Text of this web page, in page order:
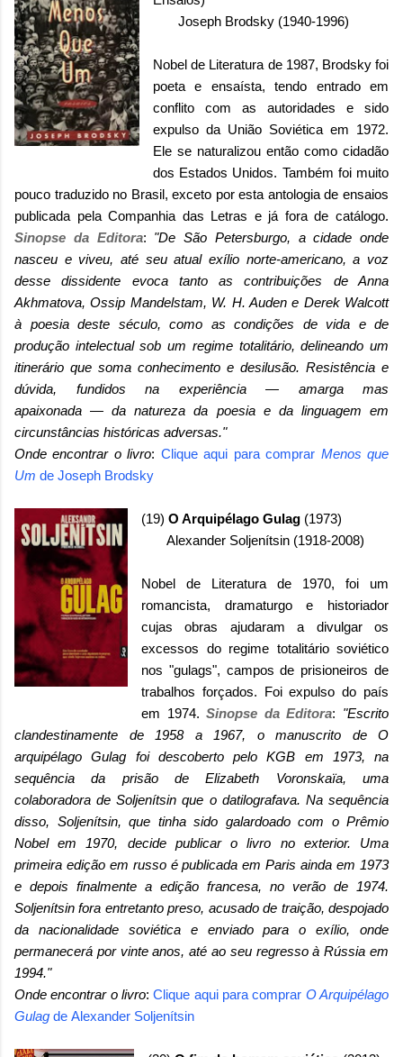
Joseph Brodsky (1940-1996)
Nobel de Literatura de 1987, Brodsky foi
poeta e ensaísta, tendo entrado em
conflito com as autoridades e sido
expulso da União Soviética em 1972.
Ele se naturalizou então como cidadão
dos Estados Unidos. Também foi muito
pouco traduzido no Brasil, exceto por esta antologia de ensaios
publicada pela Companhia das Letras e já fora de catálogo.
Sinopse da Editora: "De São Petersburgo, a cidade onde
nasceu e viveu, até seu atual exílio norte-americano, a voz
desse dissidente evoca tanto as contribuições de Anna
Akhmatova, Ossip Mandelstam, W. H. Auden e Derek Walcott
à poesia deste século, como as condições de vida e de
produção intelectual sob um regime totalitário, delineando um
itinerário que soma conhecimento e desilusão. Resistência e
dúvida, fundidos na experiência — amarga mas
apaixonada— da natureza da poesia e da linguagem em
circunstâncias históricas adversas."
Onde encontrar o livro: Clique aqui para comprar Menos que
Um de Joseph Brodsky
(19) O Arquipélago Gulag (1973)
Alexander Soljenítsin (1918-2008)
Nobel de Literatura de 1970, foi um
romancista, dramaturgo e historiador
cujas obras ajudaram a divulgar os
excessos do regime totalitário soviético
nos "gulags", campos de prisioneiros de
trabalhos forçados. Foi expulso do país
em 1974.Sinopse da Editora: "Escrito
clandestinamente de 1958 a 1967, o manuscrito de O
arquipélago Gulag foi descoberto pelo KGB em 1973, na
sequência da prisão de Elizabeth Voronskaïa, uma
colaboradora de Soljenítsin que o datilografava. Na sequência
disso, Soljenítsin, que tinha sido galardoado com o Prêmio
Nobel em 1970, decide publicar o livro no exterior. Uma
primeira edição em russo é publicada em Paris ainda em 1973
e depois finalmente a edição francesa, no verão de 1974.
Soljenítsin fora entretanto preso, acusado de traição, despojado
da nacionalidade soviética e enviado para o exílio, onde
permanecerá por vinte anos, até ao seu regresso à Rússia em
1994."
Onde encontrar o livro:Clique aqui para comprar O Arquipélago
Gulag de Alexander Soljenítsin